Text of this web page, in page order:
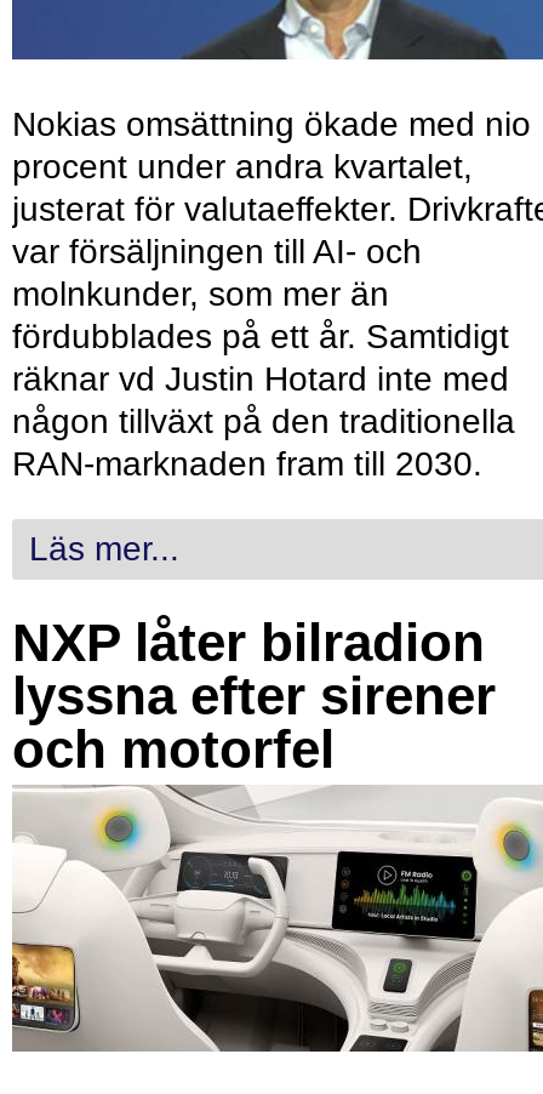
Nokias omsättning ökade med nio
procent under andra kvartalet,
justerat för valutaeffekter.
var försäljningen till AI- och
molnkunder, som mer än
fördubblades på ett år. Samtidigt
räknar vd Justin Hotard inte med
någon tillväxt på den traditionella
RAN-marknaden fram till 2030.
Läs mer...
NXP låter bilradion
lyssna efter sirener
och motorfel